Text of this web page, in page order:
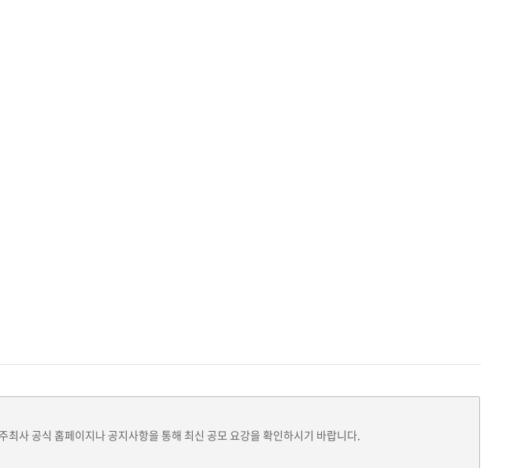
사 공식 홈페이지나 공지사항을 통해 최신 공모 요강을 확인하시기 바랍니다.